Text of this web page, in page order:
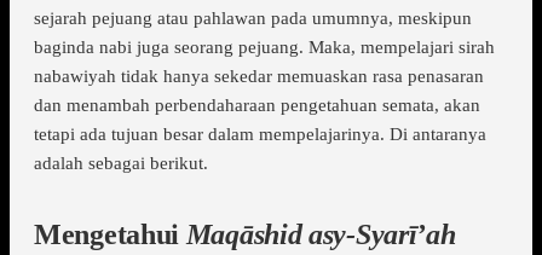
sejarah pejuang atau pahlawan pada umumnya, meskipun
baginda nabi juga seorang pejuang. Maka, mempelajari sirah
nabawiyah tidak hanya sekedar memuaskan rasa penasaran
dan menambah perbendaharaan pengetahuan semata, akan
tetapi ada tujuan besar dalam mempelajarinya. Di antaranya
adalah sebagai berikut.
Mengetahui Maqāshid asy-Syarī’ah